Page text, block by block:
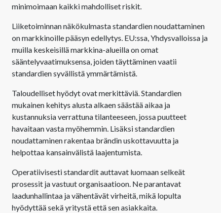
minimoimaan kaikki mahdolliset riskit.
Liiketoiminnan näkökulmasta standardien noudattaminen
on markkinoille pääsyn edellytys. EU:ssa, Yhdysvalloissa ja
muilla keskeisillä markkina-alueilla on omat
sääntelyvaatimuksensa, joiden täyttäminen vaatii
standardien syvällistä ymmärtämistä.
Taloudelliset hyödyt ovat merkittäviä. Standardien
mukainen kehitys alusta alkaen säästää aikaa ja
kustannuksia verrattuna tilanteeseen, jossa puutteet
havaitaan vasta myöhemmin. Lisäksi standardien
noudattaminen rakentaa brändin uskottavuutta ja
helpottaa kansainvälistä laajentumista.
Operatiivisesti standardit auttavat luomaan selkeät
prosessit ja vastuut organisaatioon. Ne parantavat
laadunhallintaa ja vähentävät virheitä, mikä lopulta
hyödyttää sekä yritystä että sen asiakkaita.